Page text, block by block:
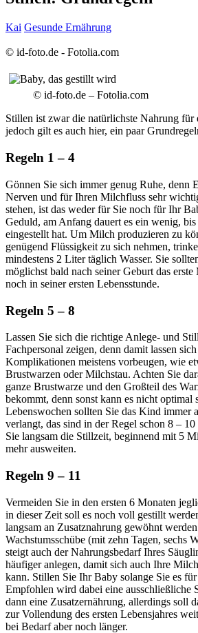
Kai Gesunde Ernährung
© id-foto.de - Fotolia.com
© id-foto.de – Fotolia.com
Stillen ist zwar die natürlichste Nahrung für
jedoch gilt es auch hier, ein paar
Regeln 1 – 4
Gönnen Sie sich immer genug Ruhe, denn
Nerven und für Ihren Milchfluss sehr
stehen, ist das weder für Sie noch für Ihr
Geduld, am Anfang dauert es ein wenig,
eingestellt hat. Um Milch produzieren zu
genügend Flüssigkeit zu sich nehmen,
mindestens 2 Liter täglich Wasser. Sie
möglichst bald nach seiner Geburt das erste
noch in seiner ersten Lebensstunde.
Regeln 5 – 8
Lassen Sie sich die richtige Anlege- und
Fachpersonal zeigen, denn damit lassen
Komplikationen meistens vorbeugen, wie
Brustwarzen oder Milchstau. Achten Sie
ganze Brustwarze und den Großteil des
bekommt, denn sonst kann es nicht optimal
Lebenswochen sollten Sie das Kind immer
verlangt, das sind in der Regel schon 8 –
Sie langsam die Stillzeit, beginnend mit 5
mehr ausweiten.
Regeln 9 – 11
Vermeiden Sie in den ersten 6 Monaten
in dieser Zeit soll es noch voll gestillt
langsam an Zusatznahrung gewöhnt
Wachstumsschübe (mit zehn Tagen, sechs
steigt auch der Nahrungsbedarf Ihres
häufiger anlegen, damit sich auch Ihre
kann. Stillen Sie Ihr Baby solange Sie es
Empfohlen wird dabei eine ausschließliche
dann eine Zusatzernährung, allerdings soll
zur Vollendung des ersten Lebensjahres
bei Bedarf aber noch länger.